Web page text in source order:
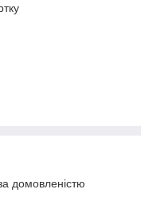
домовленістю